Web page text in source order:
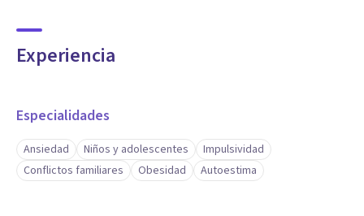
Experiencia
Especialidades
Ansiedad Niños y adolescentes
Impulsividad
Conflictos familiares
Obesidad Autoestima